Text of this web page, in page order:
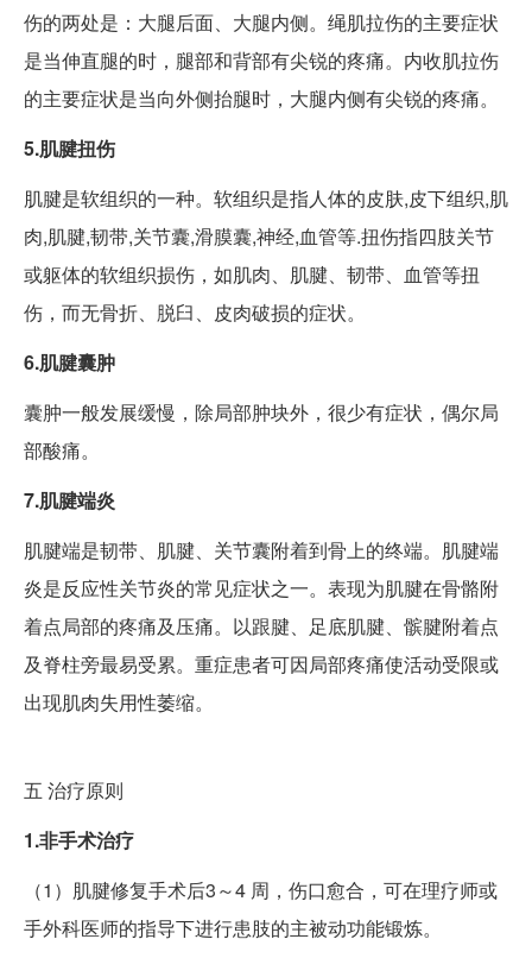
伤的两处是：大腿后面、大腿内侧。绳肌拉伤的主要症状
是当伸直腿的时，腿部和背部有尖锐的疼痛。内收肌拉伤
的主要症状是当向外侧抬腿时，大腿内侧有尖锐的疼痛。
5.肌腱扭伤
肌腱是软组织的一种。软组织是指人体的皮肤,皮下组织,肌
肉,肌腱,韧带,关节囊,滑膜囊,神经,血管等.扭伤指四肢关节
或躯体的软组织损伤，如肌肉、肌腱、韧带、血管等扭
伤，而无骨折、脱臼、皮肉破损的症状。
6.肌腱囊肿
囊肿一般发展缓慢，除局部肿块外，很少有症状，偶尔局
部酸痛。
7.肌腱端炎
肌腱端是韧带、肌腱、关节囊附着到骨上的终端。肌腱端
炎是反应性关节炎的常见症状之一。表现为肌腱在骨骼附
着点局部的疼痛及压痛。以跟腱、足底肌腱、髌腱附着点
及脊柱旁最易受累。重症患者可因局部疼痛使活动受限或
出现肌肉失用性萎缩。
五 治疗原则
1.非手术治疗
（1）肌腱修复手术后3～4 周，伤口愈合，可在理疗师或
手外科医师的指导下进行患肢的主被动功能锻炼。